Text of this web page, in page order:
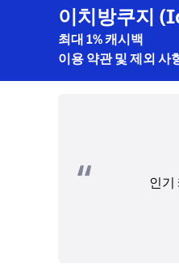
이치방쿠지
최대 1% 캐시백
이용 약관 및 제외 사
인기